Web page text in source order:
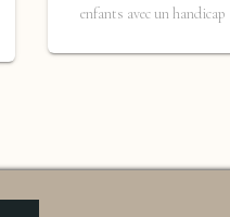
enfants avec un handicap